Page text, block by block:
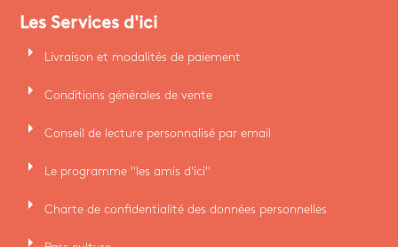
Les Services d'ici
arrow_right Livraison et modalités de paiement
arrow_right Conditions générales de vente
arrow_right Conseil de lecture personnalisé par email
arrow_right Le programme "les amis d'ici"
arrow_right Charte de confidentialité des données personnelles